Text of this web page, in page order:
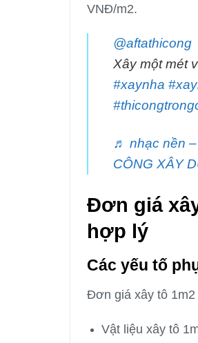
VNĐ/m2.
@aftathicong
Xây một mét
#xaynha
♬ nhạc nền –
CÔNG XÂY
Đơn giá
hợp lý
Các yếu tố
Đơn giá xây tô
Vật liệu xây tô